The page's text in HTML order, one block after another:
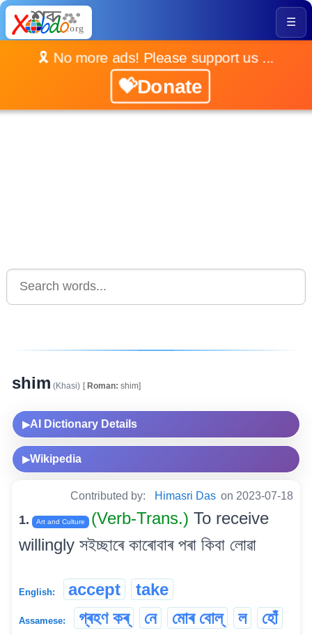
☰
🎗️ No more ads! Please support us ...
💝Donate
shim (Khasi) [Roman: shim]
▶AI Dictionary Details
▶Wikipedia
Contributed by: Himasri Das on 2023-07-18
1. Art and Culture (Verb-Trans.) To receive
willingly সইচ্ছাৰে কাৰোবাৰ পৰা কিবা লোৱা
English: accept take
Assamese: গ্ৰহণ কৰ্ নে মোৰ বোল্ ল হোঁ